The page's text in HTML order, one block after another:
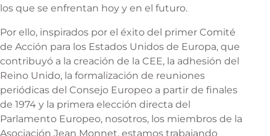
los que se enfrentan hoy y en el futuro.
Por ello, inspirados por el éxito del primer Comité
de Acción para los Estados Unidos de Europa, que
contribuyó a la creación de la CEE, la adhesión del
Reino Unido, la formalización de reuniones
periódicas del Consejo Europeo a partir de finales
de 1974 y la primera elección directa del
Parlamento Europeo, nosotros, los miembros de la
Asociación Jean Monnet, estamos trabajando